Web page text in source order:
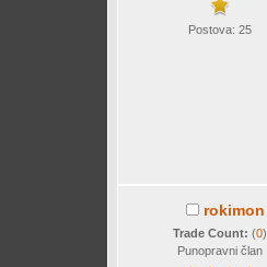
Postova: 25
rokimon
Trade Count: (0)
Punopravni član